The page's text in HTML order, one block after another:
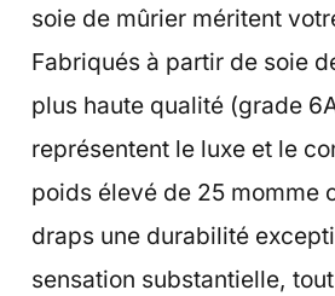
soie de mûrier méritent
Fabriqués à partir de soie
plus haute qualité (grade
représentent le luxe et le
poids élevé de 25 momme
draps une durabilité
sensation substantielle,